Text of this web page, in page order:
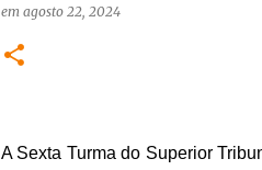
em agosto 22, 2024
A Sexta Turma do Superior